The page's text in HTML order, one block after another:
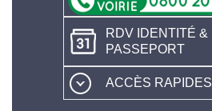
RDV IDENTITÉ &
PASSEPORT
ACCÈS RAPIDES